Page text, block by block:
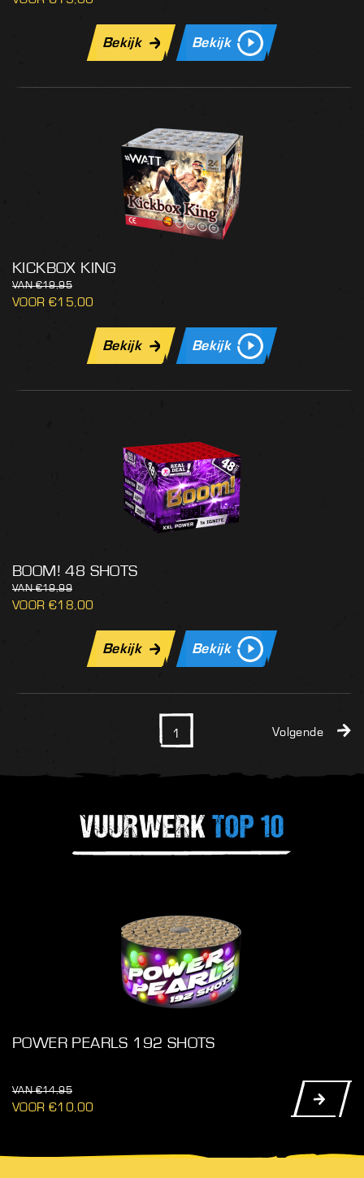
Bekijk Bekijk
KICKBOX KING
€19,95
€15,00
Bekijk Bekijk
BOOM! 48 SHOTS
€19,99
€18,00
Bekijk Bekijk
1 Volgende
VUURWERK TOP 10
WCKD WARLORD